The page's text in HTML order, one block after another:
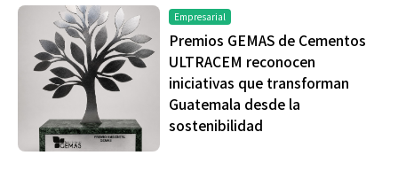
Empresarial
Premios GEMAS de Cementos
ULTRACEM reconocen
iniciativas que transforman
Guatemala desde la
sostenibilidad